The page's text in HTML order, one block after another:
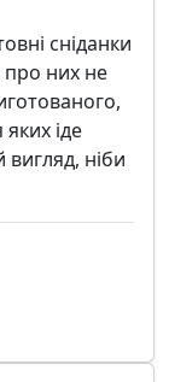
сніданки
про них не
іде
ніби